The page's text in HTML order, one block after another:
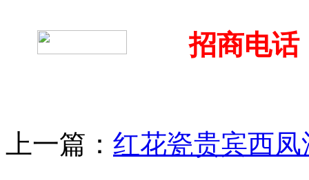
招商电话
上一篇： 红花瓷贵宾西凤